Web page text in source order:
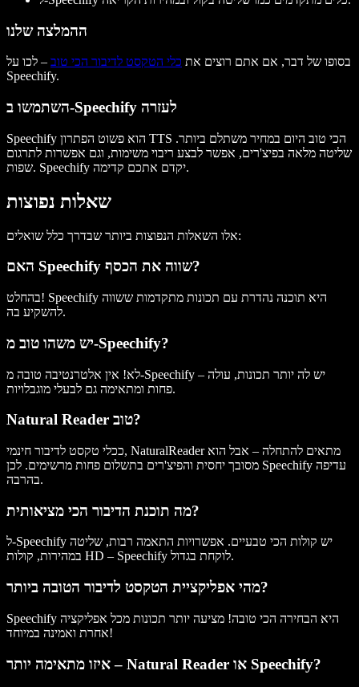
ההמלצה שלנו
בסופו של דבר, אם אתם רוצים את כלי הטקסט לדיבור הכי טוב – לכו על
Speechify.
השתמשו ב-Speechify לעזרה
Speechify הוא פשוט הפתרון TTS הכי טוב היום במחיר משתלם ביותר.
שליטה מלאה בפיצ'רים, אפשר לבצע ריבוי משימות, וגם אפשרות לתרגום
שפות. Speechify יקדם אתכם קדימה.
שאלות נפוצות
אלו השאלות הנפוצות ביותר שבדרך כלל שואלים:
האם Speechify שווה את הכסף?
בהחלט! Speechify היא תוכנה נהדרת עם תכונות מתקדמות ששווה
להשקיע בה.
יש משהו טוב מ-Speechify?
לא! אין אלטרנטיבה טובה מ-Speechify – יש לה יותר תכונות, עולה
פחות ומתאימה גם לבעלי מוגבלויות.
Natural Reader טוב?
ככלי טקסט לדיבור חינמי, NaturalReader מתאים להתחלה – אבל הוא
מסובך יחסית והפיצ'רים בתשלום פחות מרשימים. לכן Speechify עדיפה
בהרבה.
מה תוכנת הדיבור הכי מציאותית?
ל-Speechify יש קולות הכי טבעיים. אפשרויות התאמה רבות, שליטה
במהירות, קולות HD – Speechify לוקחת בגדול.
מהי אפליקציית הטקסט לדיבור הטובה ביותר?
Speechify היא הבחירה הכי טובה! מציעה יותר תכונות מכל אפליקציה
אחרת ואמינה במיוחד!
איזו מתאימה יותר – Natural Reader או Speechify?